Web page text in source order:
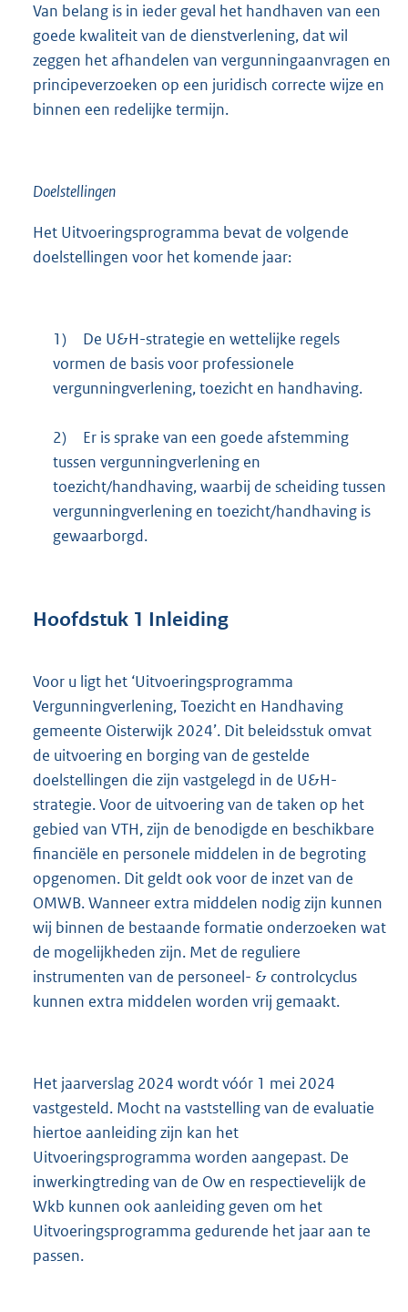
Van belang is in ieder geval het handhaven van een
goede kwaliteit van de dienstverlening, dat wil
zeggen het afhandelen van vergunningaanvragen en
principeverzoeken op een juridisch correcte wijze en
binnen een redelijke termijn.
Doelstellingen
Het Uitvoeringsprogramma bevat de volgende
doelstellingen voor het komende jaar:
1)
De U&H-strategie en wettelijke regels
vormen de basis voor professionele
vergunningverlening, toezicht en handhaving.
2)
Er is sprake van een goede afstemming
tussen vergunningverlening en
toezicht/handhaving, waarbij de scheiding tussen
vergunningverlening en toezicht/handhaving is
gewaarborgd.
Hoofdstuk 1 Inleiding
Voor u ligt het ‘Uitvoeringsprogramma
Vergunningverlening, Toezicht en Handhaving
gemeente Oisterwijk 2024’. Dit beleidsstuk omvat
de uitvoering en borging van de gestelde
doelstellingen die zijn vastgelegd in de U&H-
strategie. Voor de uitvoering van de taken op het
gebied van VTH, zijn de benodigde en beschikbare
financiële en personele middelen in de begroting
opgenomen. Dit geldt ook voor de inzet van de
OMWB. Wanneer extra middelen nodig zijn kunnen
wij binnen de bestaande formatie onderzoeken wat
de mogelijkheden zijn. Met de reguliere
instrumenten van de personeel- & controlcyclus
kunnen extra middelen worden vrij gemaakt.
Het jaarverslag 2024 wordt vóór 1 mei 2024
vastgesteld. Mocht na vaststelling van de evaluatie
hiertoe aanleiding zijn kan het
Uitvoeringsprogramma worden aangepast. De
inwerkingtreding van de Ow en respectievelijk de
Wkb kunnen ook aanleiding geven om het
Uitvoeringsprogramma gedurende het jaar aan te
passen.